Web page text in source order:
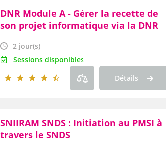
DNR Module A - Gérer la recette de
son projet informatique via la DNR
2 jour(s)
Sessions disponibles
Détails
SNIIRAM SNDS : Initiation au PMSI à
travers le SNDS